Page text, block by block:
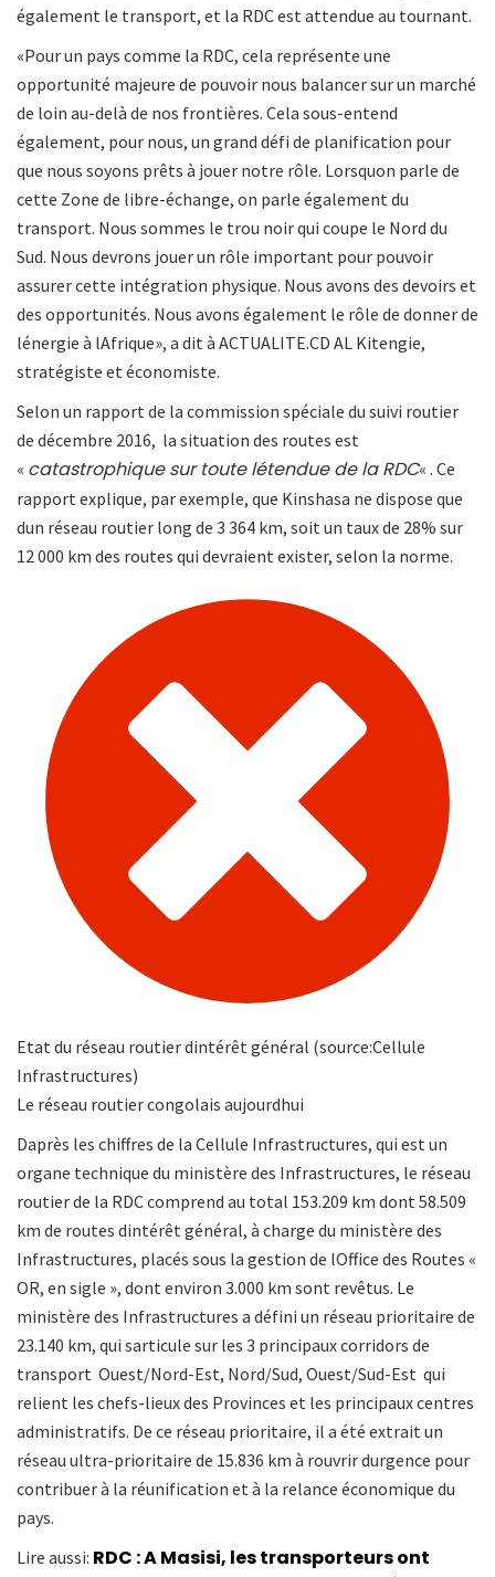
également le transport, et la RDC est attendue au tournant.
«Pour un pays comme la RDC, cela représente une
opportunité majeure de pouvoir nous balancer sur un marché
de loin au-delà de nos frontières. Cela sous-entend
également, pour nous, un grand défi de planification pour
que nous soyons prêts à jouer notre rôle. Lorsquon parle de
cette Zone de libre-échange, on parle également du
transport. Nous sommes le trou noir qui coupe le Nord du
Sud. Nous devrons jouer un rôle important pour pouvoir
assurer cette intégration physique. Nous avons des devoirs et
des opportunités. Nous avons également le rôle de donner de
lénergie à lAfrique», a dit à ACTUALITE.CD AL Kitengie,
stratégiste et économiste.
Selon un rapport de la commission spéciale du suivi routier
de décembre 2016, la situation des routes est
« catastrophique sur toute létendue de la RDC« . Ce
rapport explique, par exemple, que Kinshasa ne dispose que
dun réseau routier long de 3 364 km, soit un taux de 28% sur
12 000 km des routes qui devraient exister, selon la norme.
Etat du réseau routier dintérêt général (source:Cellule
Infrastructures)
Le réseau routier congolais aujourdhui
Daprès les chiffres de la Cellule Infrastructures, qui est un
organe technique du ministère des Infrastructures, le réseau
routier de la RDC comprend au total 153.209 km dont 58.509
km de routes dintérêt général, à charge du ministère des
Infrastructures, placés sous la gestion de lOffice des Routes «
OR, en sigle », dont environ 3.000 km sont revêtus. Le
ministère des Infrastructures a défini un réseau prioritaire de
23.140 km, qui sarticule sur les 3 principaux corridors de
transport  Ouest/Nord-Est, Nord/Sud, Ouest/Sud-Est  qui
relient les chefs-lieux des Provinces et les principaux centres
administratifs. De ce réseau prioritaire, il a été extrait un
réseau ultra-prioritaire de 15.836 km à rouvrir durgence pour
contribuer à la réunification et à la relance économique du
pays.
Lire aussi: RDC : A Masisi, les transporteurs ont